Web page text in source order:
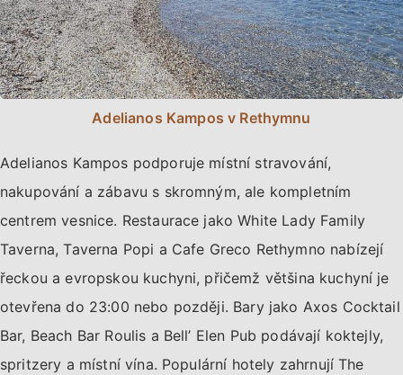
Adelianos Kampos v Rethymnu
Adelianos Kampos podporuje místní stravování,
nakupování a zábavu s skromným, ale kompletním
centrem vesnice. Restaurace jako White Lady Family
Taverna, Taverna Popi a Cafe Greco Rethymno nabízejí
řeckou a evropskou kuchyni, přičemž většina kuchyní je
otevřena do 23:00 nebo později. Bary jako Axos Cocktail
Bar, Beach Bar Roulis a Bell’ Elen Pub podávají koktejly,
spritzery a místní vína. Populární hotely zahrnují The